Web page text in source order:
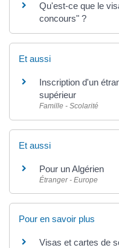
Qu'est-ce que le
concours" ?
Et aussi
Inscription d'un
supérieur
Famille - Scolarité
Et aussi
Pour un Algérien
Étranger - Europe
Pour en savoir plus
Visas et cartes de